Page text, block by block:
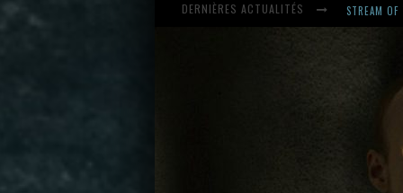
DERNIÈRES ACTUALITÉS
STREAM